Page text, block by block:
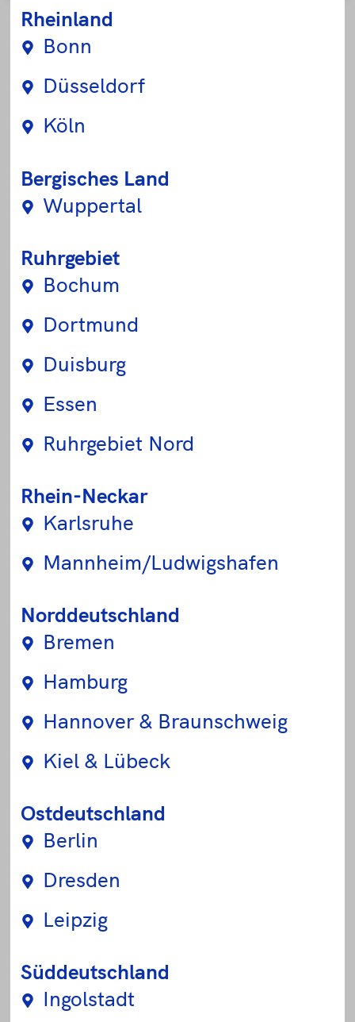
Rheinland
Bonn
Düsseldorf
Köln
Bergisches Land
Wuppertal
Ruhrgebiet
Bochum
Dortmund
Duisburg
Essen
Ruhrgebiet Nord
Rhein-Neckar
Karlsruhe
Mannheim/Ludwigshafen
Norddeutschland
Bremen
Hamburg
Hannover & Braunschweig
Kiel & Lübeck
Ostdeutschland
Berlin
Dresden
Leipzig
Süddeutschland
Ingolstadt